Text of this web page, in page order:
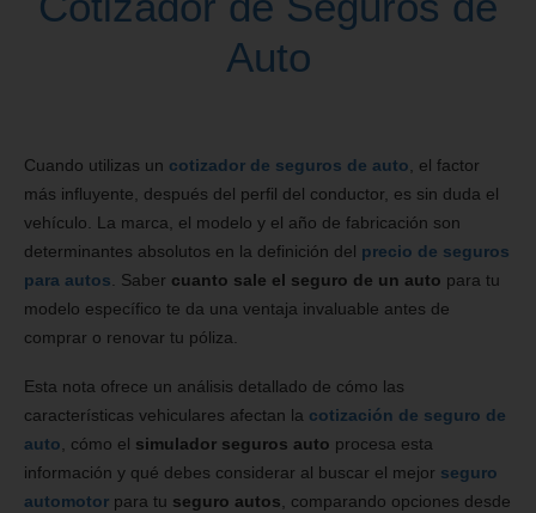
Auto
Cuando utilizas un cotizador de seguros de auto , el factor
más influyente, después del perfil del conductor, es sin duda el
vehículo. La marca, el modelo y el año de fabricación son
determinantes absolutos en la definición del precio de seguros
para autos . Saber cuanto sale el seguro de un auto para tu
modelo específico te da una ventaja invaluable antes de
comprar o renovar tu póliza.
Esta nota ofrece un análisis detallado de cómo las
características vehiculares afectan la cotización de seguro de
auto, cómo el simulador seguros auto procesa esta
información y qué debes considerar al buscar el mejor seguro
automotor para tu seguro autos, comparando opciones desde